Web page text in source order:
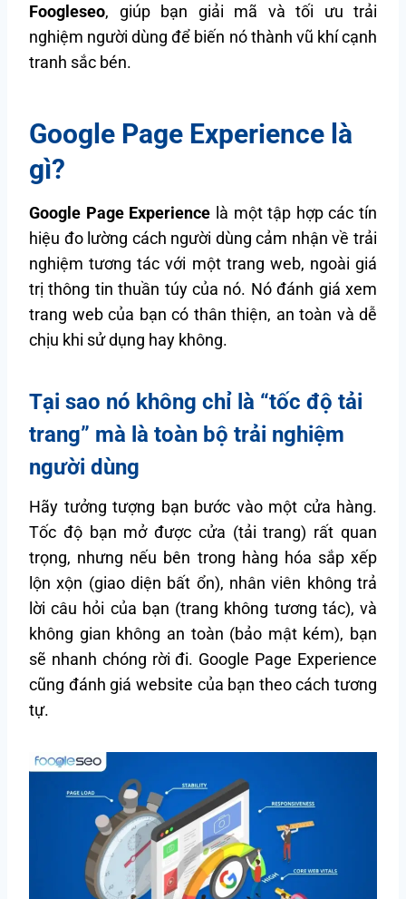
Foogleseo, giúp bạn giải mã và tối ưu trải
nghiệm người dùng để biến nó thành vũ khí cạnh
tranh sắc bén.
Google Page Experience là
gì?
Google Page Experience là một tập hợp các tín
hiệu đo lường cách người dùng cảm nhận về trải
nghiệm tương tác với một trang web, ngoài giá
trị thông tin thuần túy của nó. Nó đánh giá xem
trang web của bạn có thân thiện, an toàn và dễ
chịu khi sử dụng hay không.
Tại sao nó không chỉ là “tốc độ tải
trang” mà là toàn bộ trải nghiệm
người dùng
Hãy tưởng tượng bạn bước vào một cửa hàng.
Tốc độ bạn mở được cửa (tải trang) rất quan
trọng, nhưng nếu bên trong hàng hóa sắp xếp
lộn xộn (giao diện bất ổn), nhân viên không trả
lời câu hỏi của bạn (trang không tương tác), và
không gian không an toàn (bảo mật kém), bạn
sẽ nhanh chóng rời đi. Google Page Experience
cũng đánh giá website của bạn theo cách tương
tự.